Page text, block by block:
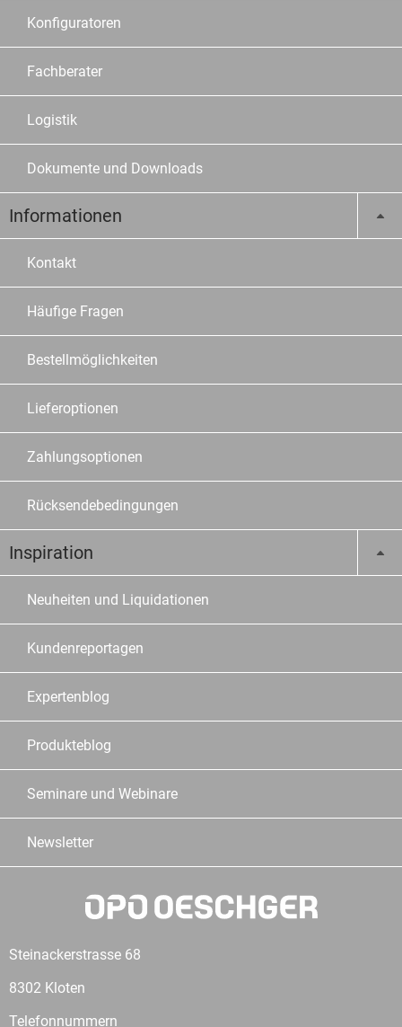
Konfiguratoren
Fachberater
Logistik
Dokumente und Downloads
Informationen
Kontakt
Häufige Fragen
Bestellmöglichkeiten
Lieferoptionen
Zahlungsoptionen
Rücksendebedingungen
Inspiration
Neuheiten und Liquidationen
Kundenreportagen
Expertenblog
Produkteblog
Seminare und Webinare
Newsletter
Steinackerstrasse 68
8302 Kloten
Telefonnummern